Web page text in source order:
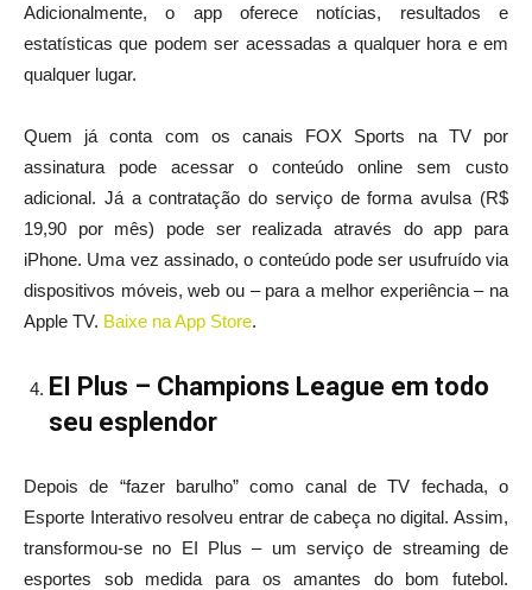
Adicionalmente, o app oferece notícias, resultados e
estatísticas que podem ser acessadas a qualquer hora e em
qualquer lugar.
Quem já conta com os canais FOX Sports na TV por
assinatura pode acessar o conteúdo online sem custo
adicional. Já a contratação do serviço de forma avulsa (R$
19,90 por mês) pode ser realizada através do app para
iPhone. Uma vez assinado, o conteúdo pode ser usufruído via
dispositivos móveis, web ou – para a melhor experiência – na
Apple TV. Baixe na App Store.
EI Plus – Champions League em todo
seu esplendor
Depois de “fazer barulho” como canal de TV fechada, o
Esporte Interativo resolveu entrar de cabeça no digital. Assim,
transformou-se no EI Plus – um serviço de streaming de
esportes sob medida para os amantes do bom futebol.